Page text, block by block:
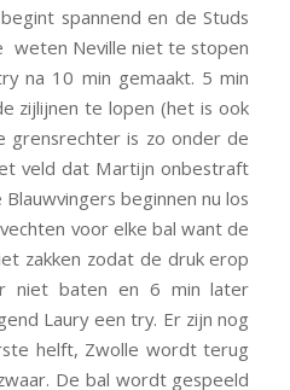
spannend en de Studs
weten Neville niet te stopen
na 10 min gemaakt. 5 min
zijlijnen te lopen (het is ook
grensrechter is zo onder de
veld dat Martijn onbestraft
beginnen nu los
voor elke bal want de
zakken zodat de druk erop
niet baten en 6 min later
Laury een try. Er zijn nog
helft, Zwolle wordt terug
De bal wordt gespeeld